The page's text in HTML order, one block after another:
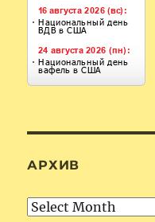
АРХИВ
Архив